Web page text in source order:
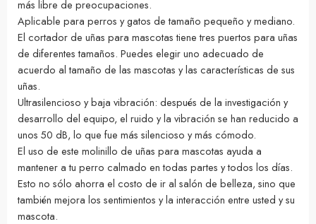
más libre de preocupaciones.
Aplicable para perros y gatos de tamaño pequeño y mediano.
El cortador de uñas para mascotas tiene tres puertos para uñas
de diferentes tamaños. Puedes elegir uno adecuado de
acuerdo al tamaño de las mascotas y las características de sus
uñas.
Ultrasilencioso y baja vibración: después de la investigación y
desarrollo del equipo, el ruido y la vibración se han reducido a
unos 50 dB, lo que fue más silencioso y más cómodo.
El uso de este molinillo de uñas para mascotas ayuda a
mantener a tu perro calmado en todas partes y todos los días.
Esto no sólo ahorra el costo de ir al salón de belleza, sino que
también mejora los sentimientos y la interacción entre usted y su
mascota.